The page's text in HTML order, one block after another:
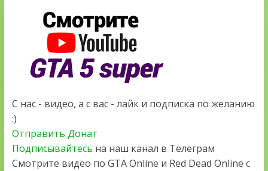
С нас - видео, а с вас - лайк и подписка по желанию
:)
Отправить Донат
Подписывайтесь на наш канал в Телеграм
Смотрите видео по GTA Online и Red Dead Online с